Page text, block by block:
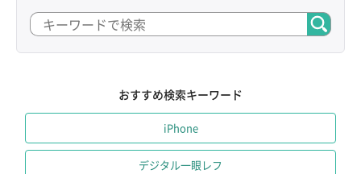
おすすめ検索キーワード
iPhone
デジタル一眼レフ